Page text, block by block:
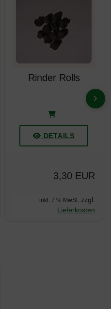
Rinder Rolls
DETAILS
3,30 EUR
inkl. 7 % MwSt. zzgl.
Lieferkosten
VOR